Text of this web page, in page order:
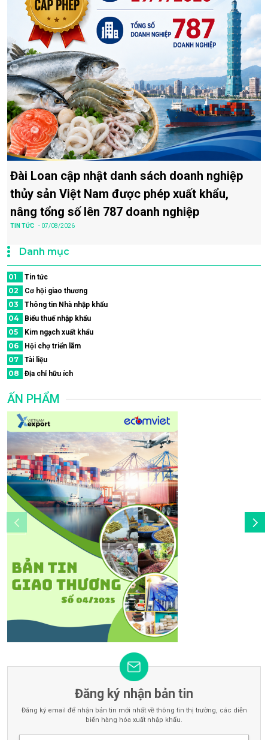
Đài Loan cập nhật danh sách doanh nghiệp
thủy sản Việt Nam được phép xuất khẩu,
nâng tổng số lên 787 doanh nghiệp
TIN TỨC - 07/08/2026
Danh mục
01 Tin tức
02 Cơ hội giao thương
03 Thông tin Nhà nhập khẩu
04 Biểu thuế nhập khẩu
05 Kim ngạch xuất khẩu
06 Hội chợ triển lãm
07 Tài liệu
08 Địa chỉ hữu ích
ẤN PHẨM
Đăng ký nhận bản tin
Đăng ký email để nhận bản tin mới nhất về thông tin thị trường, các diễn
biến hàng hóa xuất nhập khẩu.